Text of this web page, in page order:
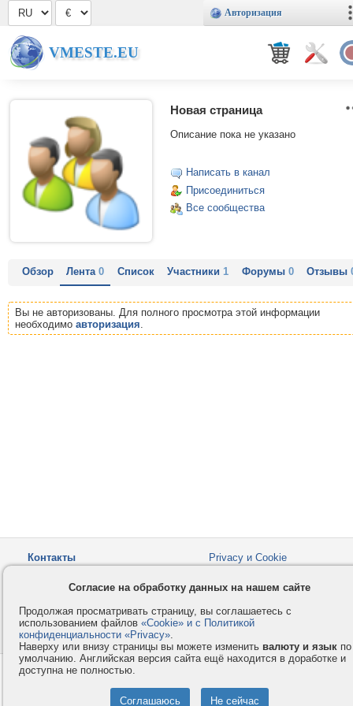
Авторизация
VMESTE.EU
Новая страница
Описание пока не указано
Написать в канал
Присоединиться
Все сообщества
Обзор Лента0 Список Участники1 Форумы 0 Отзывы
Вы не авторизованы. Для полного просмотра этой информации
необходимо авторизация.
Контакты
Privacy и Cookie
Как оплатить
Форумы
© 2008-2026VMESTE.EU
Согласие на обработку данных на нашем сайте
Продолжая просматривать страницу, вы соглашаетесь с
использованием файлов «Cookie» и с Политикой
конфиденциальности «Privacy».
Наверху или внизу страницы вы можете изменить валюту и язык по
умолчанию. Английская версия сайта ещё находится в доработке и
доступна не полностью.